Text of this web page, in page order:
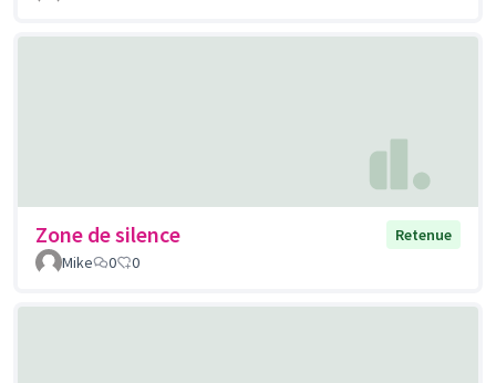
Zone de silence
Retenue
Mike
0 0